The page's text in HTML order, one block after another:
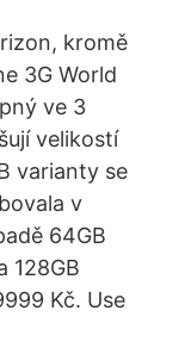
kromě
3G World
ve 3
velikostí
varianty se
v
64GB
128GB
Kč. Use